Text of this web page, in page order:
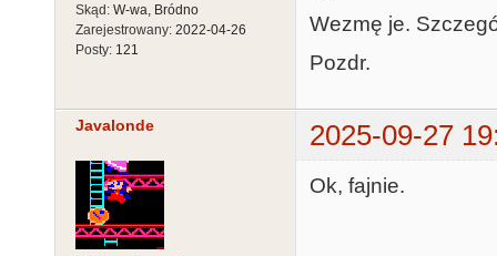
Skąd: W-wa, Bródno
Zarejestrowany: 2022-04-26
Posty: 121
Wezmę je.
Pozdr.
Javalonde 2025-09-27
Ok, fajnie.